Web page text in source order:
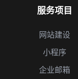
服务项目
网站建设
小程序
企业邮箱